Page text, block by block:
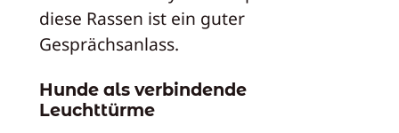
diese Rassen ist ein guter
Gesprächsanlass.
Hunde als verbindende
Leuchttürme